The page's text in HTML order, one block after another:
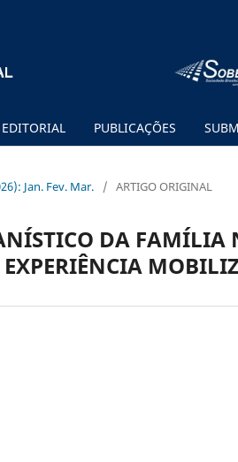
PUBLICAÇÕES
Jan. Fev. Mar. / ARTIGO ORIGINAL
DA FAMÍLIA